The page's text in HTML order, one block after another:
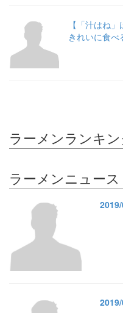
【「汁はね
きれいに食べ
ラーメンランキ
ラーメンニュース